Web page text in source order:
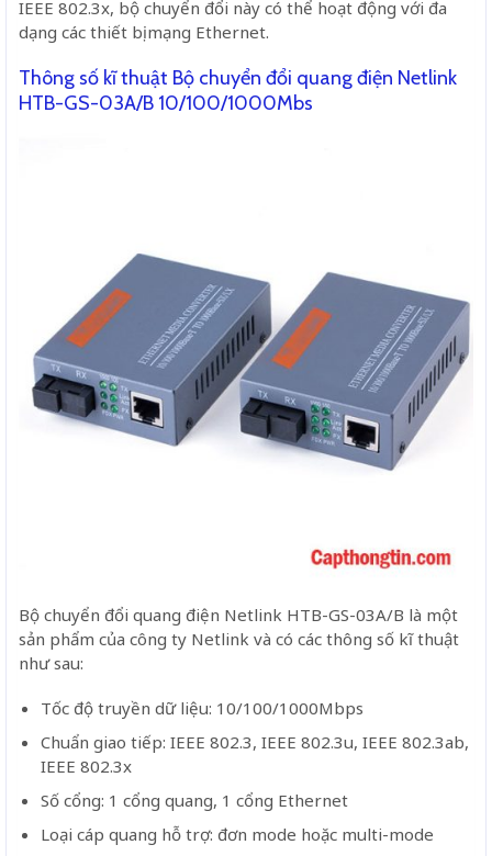
IEEE 802.3x, bộ chuyển đổi này có thể hoạt động với đa
dạng các thiết bị mạng Ethernet.
Thông số kĩ thuật Bộ chuyển đổi quang điện Netlink
HTB-GS-03A/B 10/100/1000Mbs
Bộ chuyển đổi quang điện Netlink HTB-GS-03A/B là một
sản phẩm của công ty Netlink và có các thông số kĩ thuật
như sau:
Tốc độ truyền dữ liệu: 10/100/1000Mbps
Chuẩn giao tiếp: IEEE 802.3, IEEE 802.3u, IEEE 802.3ab,
IEEE 802.3x
Số cổng: 1 cổng quang, 1 cổng Ethernet
Loại cáp quang hỗ trợ: đơn mode hoặc multi-mode